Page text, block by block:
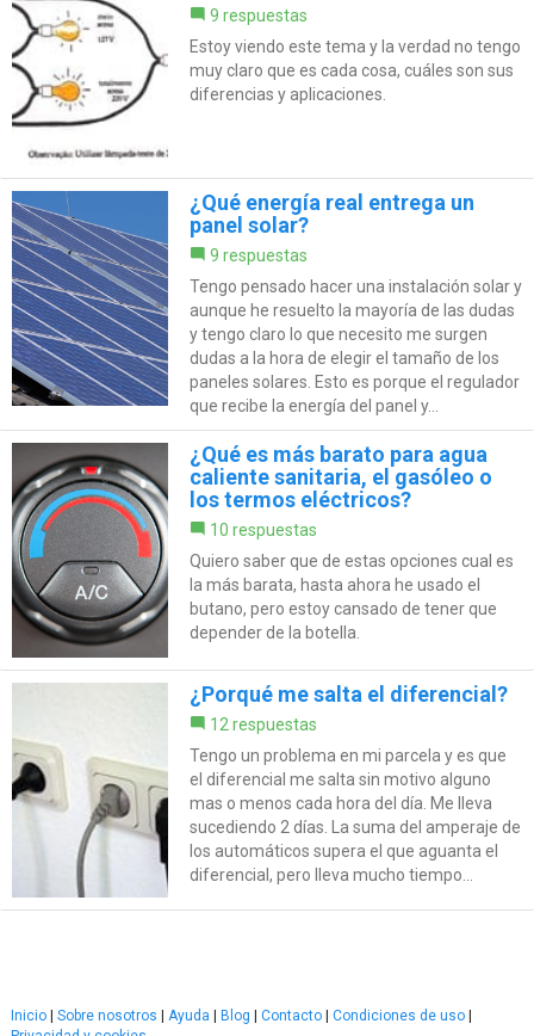
9 respuestas
Estoy viendo este tema y la verdad no tengo
muy claro que es cada cosa, cuáles son sus
diferencias y aplicaciones.
¿Qué energía real entrega un
panel solar?
9 respuestas
Tengo pensado hacer una instalación solar y
aunque he resuelto la mayoría de las dudas
y tengo claro lo que necesito me surgen
dudas a la hora de elegir el tamaño de los
paneles solares. Esto es porque el regulador
que recibe la energía del panel y...
¿Qué es más barato para agua
caliente sanitaria, el gasóleo o
los termos eléctricos?
10 respuestas
Quiero saber que de estas opciones cual es
la más barata, hasta ahora he usado el
butano, pero estoy cansado de tener que
depender de la botella.
¿Porqué me salta el diferencial?
12 respuestas
Tengo un problema en mi parcela y es que
el diferencial me salta sin motivo alguno
mas o menos cada hora del día. Me lleva
sucediendo 2 días. La suma del amperaje de
los automáticos supera el que aguanta el
diferencial, pero lleva mucho tiempo...
Inicio Sobre nosotros Ayuda Blog Contacto Condiciones de uso